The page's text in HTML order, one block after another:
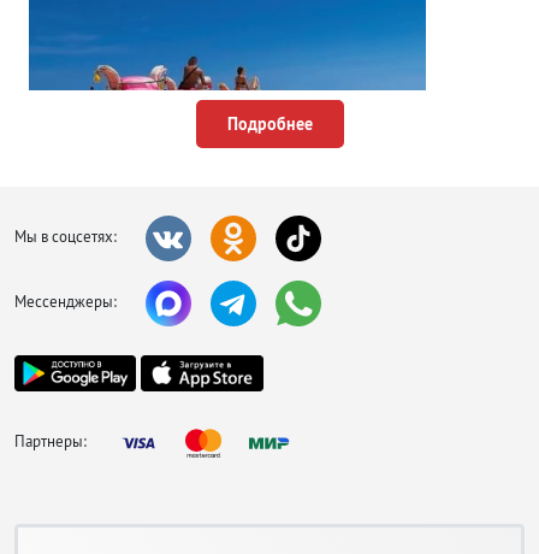
фото Джерба
Несомненно, одной из главных причин популярности отдыха на Джербе
являются пляжи. Их не так много, поскольку побережья местами покрыты
глиной, илом и камнями. Самые лучшие участки берега находятся на
белоснежным песком похожим на муку. За чистоту и оборудование
отвечают отели расположенные рядом. Соответственно на территории
чистота, в то время как около бюджетного жилья временами попадается
мусор и выброшенные на берег водоросли. По всему побережью снуют
Подробнее
Мы в соцсетях:
Мессенджеры:
Партнеры: